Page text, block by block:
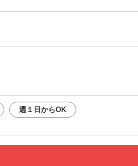
週１日からOK